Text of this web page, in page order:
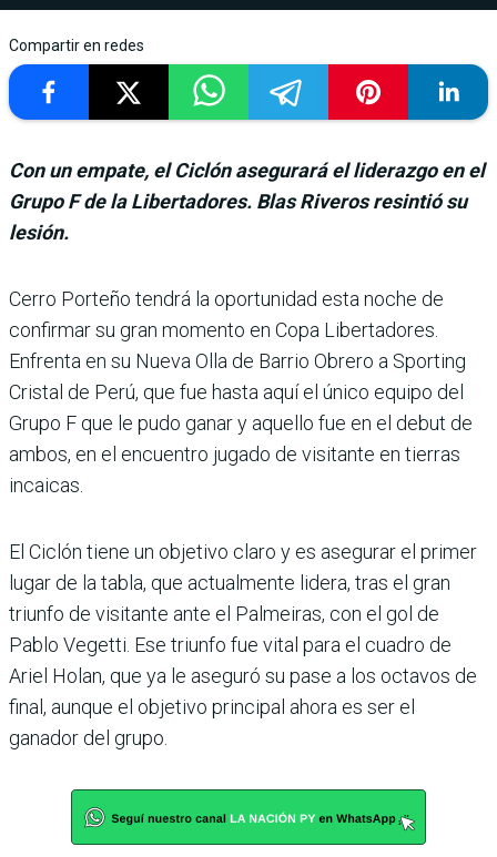
Compartir en redes
Con un empate, el Ciclón asegurará el liderazgo en el
Grupo F de la Libertadores. Blas Riveros resintió su
lesión.
Cerro Porteño tendrá la oportunidad esta noche de
confirmar su gran momento en Copa Libertadores.
Enfrenta en su Nueva Olla de Barrio Obrero a Sporting
Cristal de Perú, que fue hasta aquí el único equipo del
Grupo F que le pudo ganar y aquello fue en el debut de
ambos, en el encuen­tro jugado de visitante en tie­rras
incaicas.
El Ciclón tiene un objetivo claro y es asegurar el primer
lugar de la tabla, que actual­mente lidera, tras el gran
triunfo de visitante ante el Palmeiras, con el gol de
Pablo Vegetti. Ese triunfo fue vital para el cuadro de
Ariel Holan, que ya le aseguró su pase a los octavos de
final, aunque el objetivo principal ahora es ser el
ganador del grupo.